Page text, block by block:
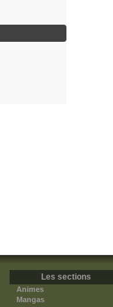
Les sections
Animes
Mangas